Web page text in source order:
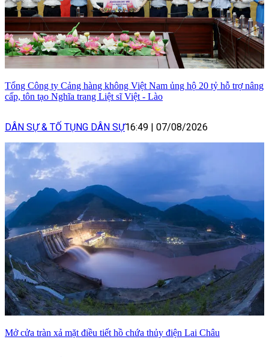
Tổng Công ty Cảng hàng không Việt Nam ủng hộ 20 tỷ hỗ trợ nâng
cấp, tôn tạo Nghĩa trang Liệt sĩ Việt - Lào
DÂN SỰ & TỐ TỤNG DÂN SỰ16:49 07/08/2026
Mở cửa tràn xả mặt điều tiết hồ chứa thủy điện Lai Châu